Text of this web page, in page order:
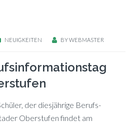
NEUIGKEITEN BYWEBMASTER
der dies­jäh­ri­ge Berufs­
Ober­stu­fen fin­det am